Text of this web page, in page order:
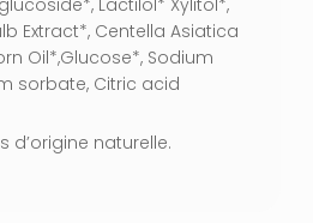
Extract*, Centella Asiatica
Oil*,Glucose*, Sodium
sorbate, Citric acid
d’origine naturelle.